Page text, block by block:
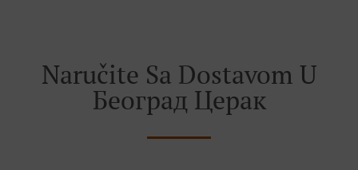
Naručite Sa Dostavom U
Београд Церак